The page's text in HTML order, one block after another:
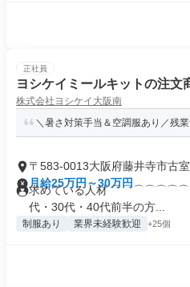
正社員
ヨシケイミールキットの注文
株式会社ヨシケイ大阪南
＼暑さ対策手当＆空調服あり／残
〒583-0013大阪府藤井寺市古室
月給25万円～30万円
求めている人材
代・30代・40代前半の方...
制服あり 業界未経験歓迎 +25個